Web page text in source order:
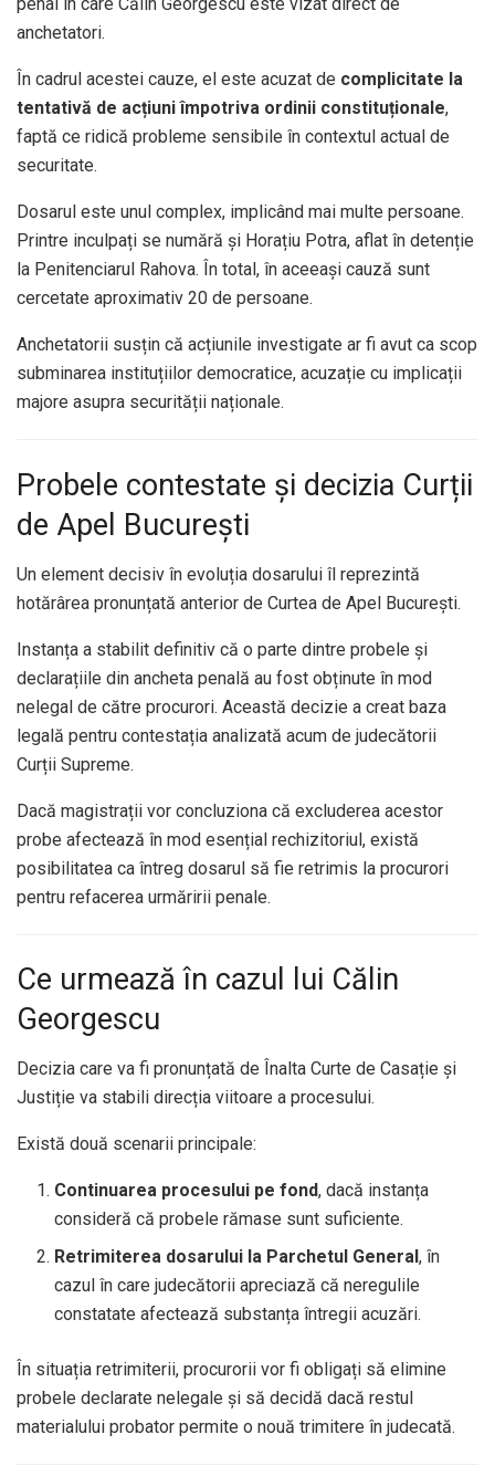
anchetatori.
În cadrul acestei cauze, el este acuzat de complicitate la
tentativă de acțiuni împotriva ordinii constituționale,
faptă ce ridică probleme sensibile în contextul actual de
securitate.
Dosarul este unul complex, implicând mai multe persoane.
Printre inculpați se numără și Horațiu Potra, aflat în detenție
la Penitenciarul Rahova. În total, în aceeași cauză sunt
cercetate aproximativ 20 de persoane.
Anchetatorii susțin că acțiunile investigate ar fi avut ca scop
subminarea instituțiilor democratice, acuzație cu implicații
majore asupra securității naționale.
Probele contestate și decizia Curții
de Apel București
Un element decisiv în evoluția dosarului îl reprezintă
hotărârea pronunțată anterior de Curtea de Apel București.
Instanța a stabilit definitiv că o parte dintre probele și
declarațiile din ancheta penală au fost obținute în mod
nelegal de către procurori. Această decizie a creat baza
legală pentru contestația analizată acum de judecătorii
Curții Supreme.
Dacă magistrații vor concluziona că excluderea acestor
probe afectează în mod esențial rechizitoriul, există
posibilitatea ca întreg dosarul să fie retrimis la procurori
pentru refacerea urmăririi penale.
Ce urmează în cazul lui Călin
Georgescu
Decizia care va fi pronunțată de Înalta Curte de Casație și
Justiție va stabili direcția viitoare a procesului.
Există două scenarii principale:
Continuarea procesului pe fond, dacă instanța
consideră că probele rămase sunt suficiente.
Retrimiterea dosarului la Parchetul General, în
cazul în care judecătorii apreciază că neregulile
constatate afectează substanța întregii acuzări.
În situația retrimiterii, procurorii vor fi obligați să elimine
probele declarate nelegale și să decidă dacă restul
materialului probator permite o nouă trimitere în judecată.